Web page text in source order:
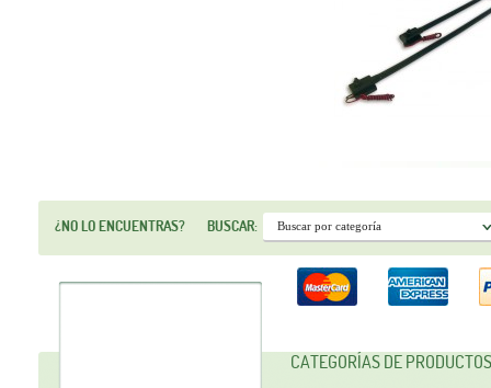
¿NO LO ENCUENTRAS? BUSCAR:
CATEGORÍAS DE PRODUCTOS